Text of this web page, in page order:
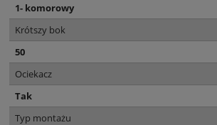
1- komorowy
Krótszy bok
50
Ociekacz
Tak
Typ montażu